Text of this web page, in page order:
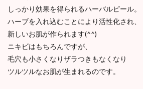
しっかり効果を得られるハーバルピール。
ハーブを入れ込むことにより活性化され、
新しいお肌が作られます(^^)
ニキビはもちろんですが、
毛穴も小さくなりザラつきもなくなり
ツルツルなお肌が生まれるのです。